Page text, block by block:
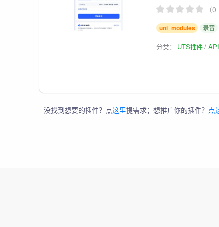
（
uni_modules 录音
分类： UTS插件
没找到想要的插件？点这里提需求；想推广你的插件？ 点